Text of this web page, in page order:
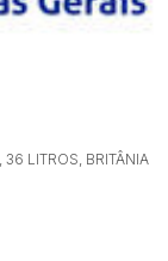
36 LITROS, BRITÂNIA